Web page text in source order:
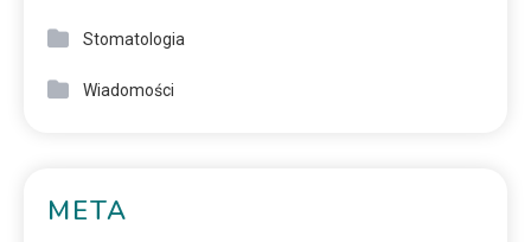
Stomatologia
Wiadomości
META